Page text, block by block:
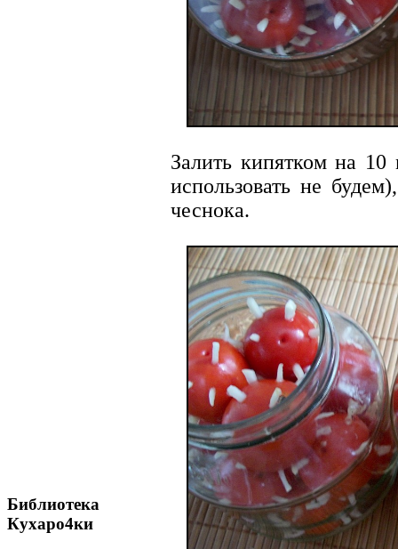
Библиотека
Кухаро4ки
Залить кипятком на
использовать не
чеснока.